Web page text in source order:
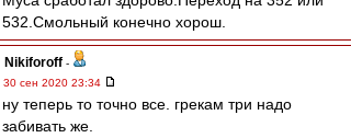
532.Смольный конечно хорош.
Nikiforoff -
30 сен 2020 23:34
ну теперь то точно все. грекам три надо
забивать же.